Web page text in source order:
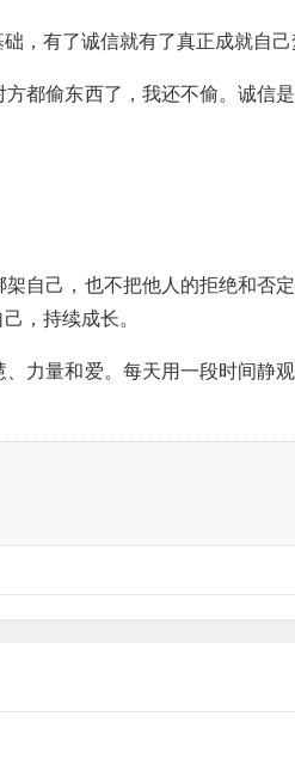
，有了诚信就有了真正成就自己
都偷东西了，我还不偷。诚信
自己，也不把他人的拒绝和否
，持续成长。
力量和爱。每天用一段时间静